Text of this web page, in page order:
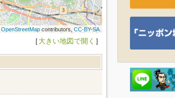
OpenStreetMapcontributors, CC-BY-SA
［大きい地図で開く ］